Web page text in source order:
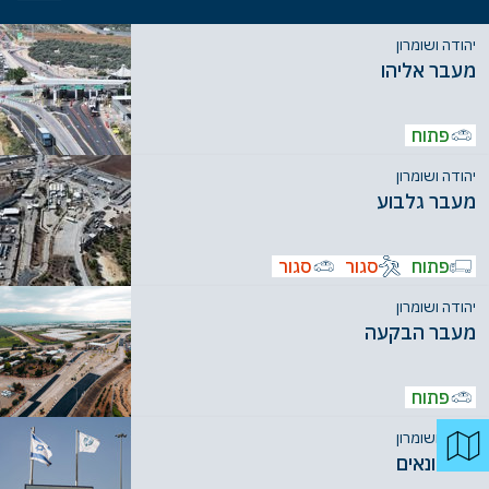
הצגת שיוך מעברים
מעברי רמים מעברי רשויות אחרות
הולכי רגל
פתוח עכשיו
יהודה ושומרון
מעבר אליהו
פתוח
יהודה ושומרון
מעבר גלבוע
פתוח סגור סגור
יהודה ושומרון
מעבר הבקעה
פתוח
יהודה ושומרון
חשמונאים